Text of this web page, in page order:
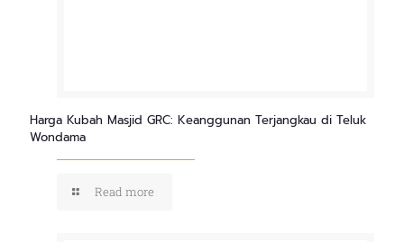
Harga Kubah Masjid GRC: Keanggunan Terjangkau di Teluk
Wondama
Read more